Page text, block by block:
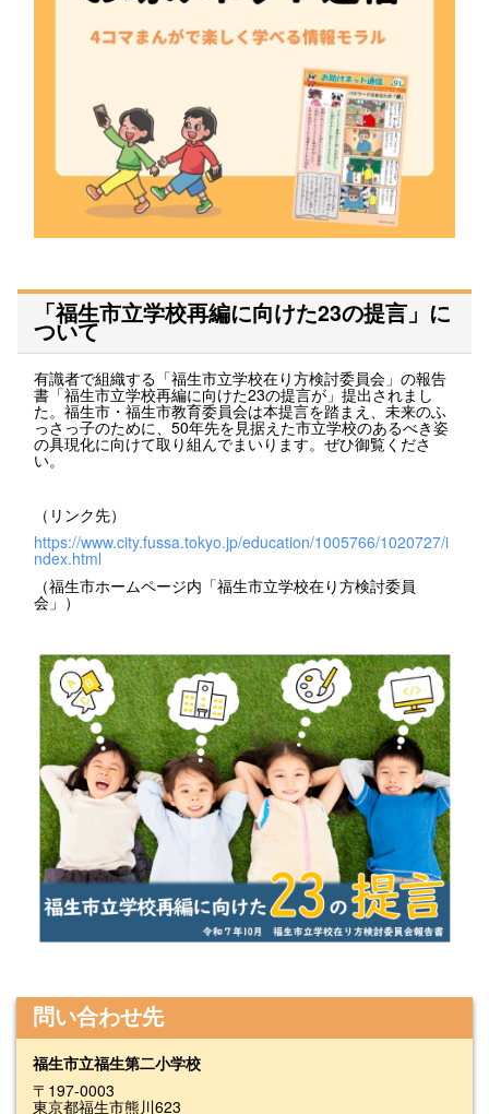
「福生市立学校再編に向けた23の提言」に
ついて
有識者で組織する「福生市立学校在り方検討委員会」の報告
書「福生市立学校再編に向けた23の提言が」提出されまし
た。福生市・福生市教育委員会は本提言を踏まえ、未来のふ
っさっ子のために、50年先を見据えた市立学校のあるべき姿
の具現化に向けて取り組んでまいります。ぜひ御覧くださ
い。
（リンク先）
https://www.city.fussa.tokyo.jp/education/1005766/1020727/i
ndex.html
（福生市ホームページ内「福生市立学校在り方検討委員
会」）
問い合わせ先
福生市立福生第二小学校
〒197-0003
東京都福生市熊川623